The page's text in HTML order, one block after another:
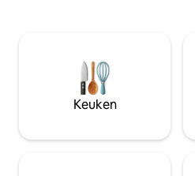
koppels, soloreizigers of kleine
die op zoek zijn naar een rustig
het beste van Cayman Kai voor
Keuken